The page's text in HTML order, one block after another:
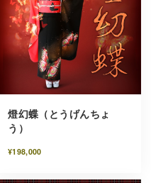
燈幻蝶（とうげんちょ
う）
¥198,000